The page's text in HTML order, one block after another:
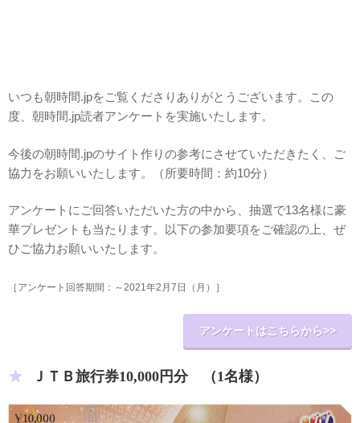
いつも朝時間.jpをご覧くださりありがとうございます。この
度、朝時間.jp読者アンケートを実施いたします。
今後の朝時間.jpのサイト作りの参考にさせていただきたく、ご
協力をお願いいたします。（所要時間：約10分）
アンケートにご回答いただいた方の中から、抽選で13名様に豪
華プレゼントも当たります。以下の参加要項をご確認の上、ぜ
ひご協力お願いいたします。
［アンケート回答期間：～2021年2月7日（月）］
アンケートはこちらから>>
ＪＴＢ旅行券10,000円分 （1名様）